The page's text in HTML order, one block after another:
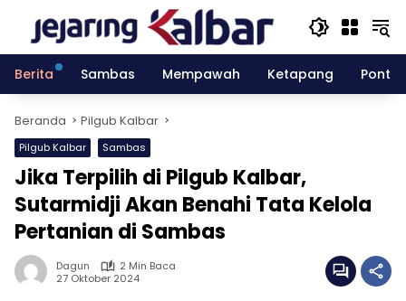
konten
Berita
Sambas Mempawah Ketapang
Beranda Pilgub Kalbar
Pilgub Kalbar Sambas
Jika Terpilih di Pilgub Kalbar,
Sutarmidji Akan Benahi Tata Kelola
Pertanian di Sambas
Dagun
2 Min Baca
27 Oktober 2024